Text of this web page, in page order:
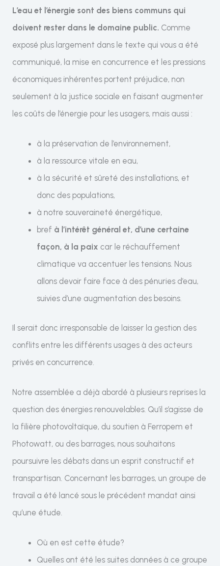
L’eau et l’énergie sont des biens communs qui
doivent rester dans le domaine public. Comme
exposé plus largement dans le texte qui vous a été
communiqué, la mise en concurrence et les pressions
économiques inhérentes portent préjudice, non
seulement à la justice sociale en faisant augmenter
les coûts de l’énergie pour les usagers, mais aussi :
à la préservation de l’environnement,
à la ressource vitale en eau,
à la sécurité et sûreté des installations, et
donc des populations,
à notre souveraineté énergétique,
bref à l’intérêt général et, d’une certaine
façon, à la paix car le réchauffement
climatique va accentuer les tensions. Nous
allons devoir faire face à des pénuries d’eau,
suivies d’une augmentation des besoins.
Il serait donc irresponsable de laisser la gestion des
conflits entre les différents usages à des acteurs
privés en concurrence.
Notre assemblée a déjà abordé à plusieurs reprises la
question des énergies renouvelables. Qu’il s’agisse de
la filière photovoltaïque, du soutien à Ferropem et
Photowatt, ou des barrages, nous souhaitons
poursuivre les débats dans un esprit constructif et
transpartisan. Concernant les barrages, un groupe de
travail a été lancé sous le précédent mandat ainsi
qu’une étude.
Où en est cette étude?
Quelles ont été les suites données à ce groupe